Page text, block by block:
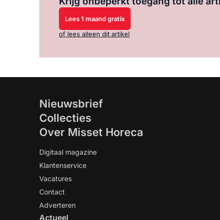
Lees 1 maand gratis
of lees alleen dit artikel
Nieuwsbrief
Collecties
Over Misset Horeca
Digitaal magazine
Klantenservice
Vacatures
Contact
Adverteren
Actueel